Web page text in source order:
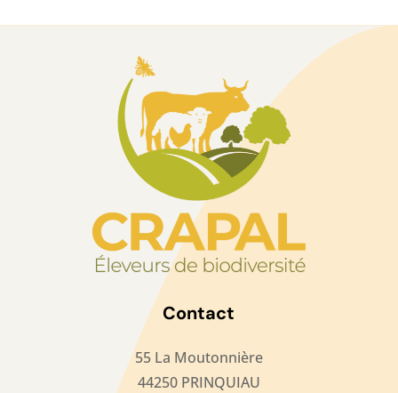
Contact
55 La Moutonnière
44250 PRINQUIAU